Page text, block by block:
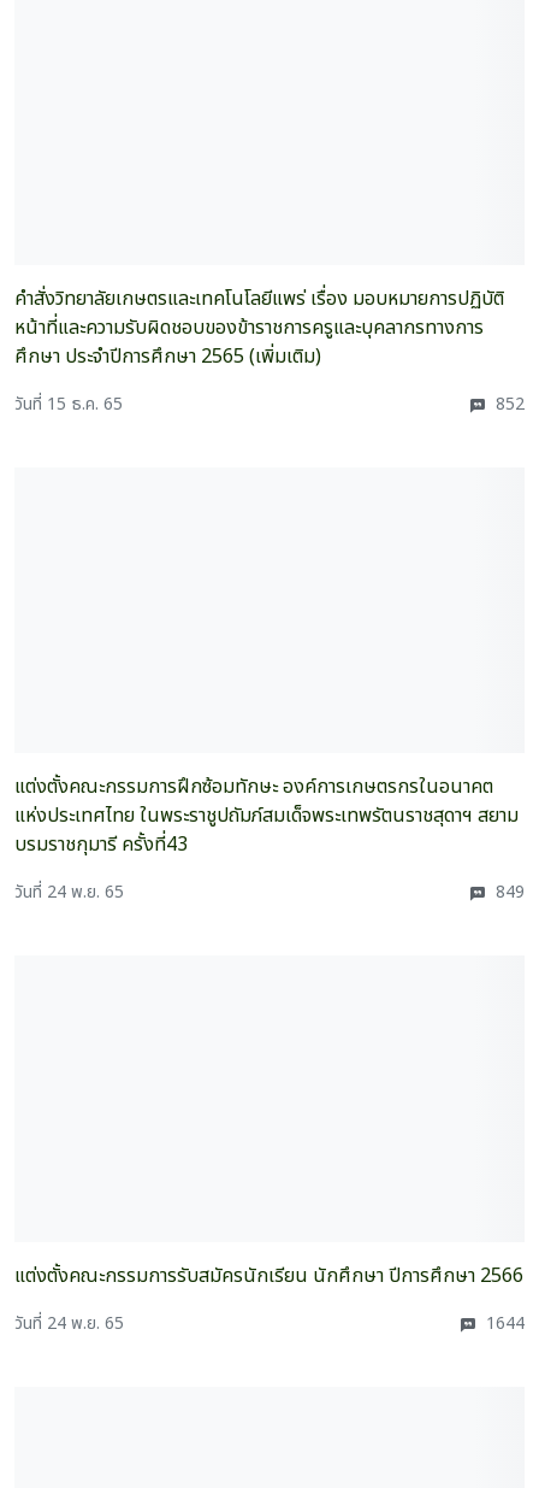
คำสั่งวิทยาลัยเกษตรและเทคโนโลยีแพร่ เรื่อง มอบหมายการปฏิบัติ
หน้าที่และความรับผิดชอบของข้าราชการครูและบุคลากรทางการ
ศึกษา ประจำปีการศึกษา 2565 (เพิ่มเติม)
วันที่ 15 ธ.ค. 65 852
แต่งตั้งคณะกรรมการฝึกซ้อมทักษะ องค์การเกษตรกรในอนาคต
แห่งประเทศไทย ในพระราชูปถัมภ์สมเด็จพระเทพรัตนราชสุดาฯ สยาม
บรมราชกุมารี ครั้งที่43
วันที่ 24 พ.ย. 65 849
แต่งตั้งคณะกรรมการรับสมัครนักเรียน นักศึกษา ปีการศึกษา 2566
วันที่ 24 พ.ย. 65 1644